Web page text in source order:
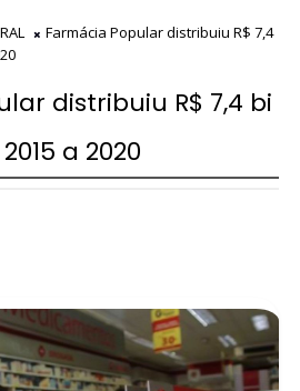
Farmácia Popular distribuiu R$ 7,4
distribuiu R$ 7,4 bi
a 2020